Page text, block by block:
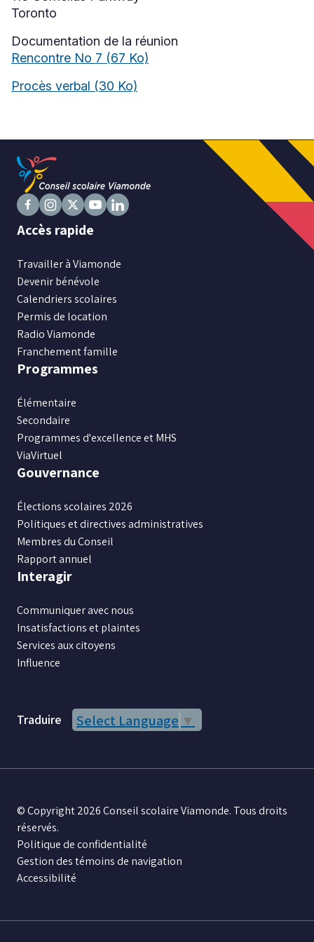
Niveau
Élémentaire
Toronto
Documentation de la réunion
Rencontre No 7 (67 Ko)
Procès verbal (30 Ko)
Suivez
sur
Facebook
Suivez
sur
Instagram
Suivez
nous
sur
X
Suivez
sur
Accès rapide
Travailler à Viamonde
Devenir bénévole
Calendriers scolaires
Permis de location
Radio Viamonde
Franchement famille
Programmes
Élémentaire
Secondaire
Programmes d'excellence et MHS
ViaVirtuel
Gouvernance
Élections scolaires 2026
Politiques et directives administratives
Membres du Conseil
Rapport annuel
Interagir
Communiquer avec nous
Insatisfactions et plaintes
Services aux citoyens
Influence
Traduire Select Language ▼
© Copyright 2026 Conseil scolaire Viamonde. Tous droits
réservés.
Politique de confidentialité
Gestion des témoins de navigation
Accessibilité